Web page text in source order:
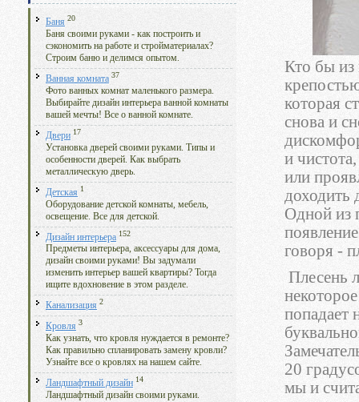
Баня 20
Баня своими руками - как построить и
сэкономить на работе и стройматериалах?
Строим баню и делимся опытом.
Ванная комната 37
Фото ванных комнат маленького размера.
Выбирайте дизайн интерьера ванной комнаты
вашей мечты! Все о ванной комнате.
Двери 17
Установка дверей своими руками. Типы и
особенности дверей. Как выбрать
металлическую дверь.
Детская 1
Оборудование детской комнаты, мебель,
освещение. Все для детской.
Дизайн интерьера 152
Предметы интерьера, аксессуары для дома,
дизайн своими руками! Вы задумали
изменить интерьер вашей квартиры? Тогда
ищите вдохновение в этом разделе.
Канализация 2
Кровля 3
Как узнать, что кровля нуждается в ремонте?
Как правильно спланировать замену кровли?
Узнайте все о кровлях на нашем сайте.
Ландшафтный дизайн 14
Ландшафтный дизайн своими руками.
Кто бы из
которая
снова и
и
или
доходить
Одной из
говоря -
Плесень
попадает
20
мы и